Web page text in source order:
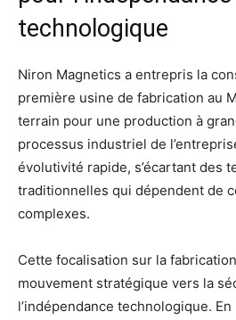
technologique
Niron Magnetics a entrepris la
première usine de fabrication au
terrain pour une production à
processus industriel de
évolutivité rapide, s’écartant des
traditionnelles qui dépendent de
complexes.
Cette focalisation sur la
mouvement stratégique vers la
l’indépendance technologique.